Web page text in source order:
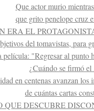
Que actor murio
que grito penelope cruz
ERA EL
del tomavistas, para
"Regresar al punto
¿Cuándo se firmó
en centenas avanzan
de cuántas cartas
QUE DESCUBRE